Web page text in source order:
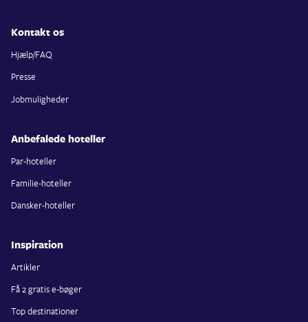
Kontakt os
Hjælp/FAQ
Presse
Jobmuligheder
Anbefalede hoteller
Par-hoteller
Familie-hoteller
Dansker-hoteller
Inspiration
Artikler
Få 2 gratis e-bøger
Top destinationer